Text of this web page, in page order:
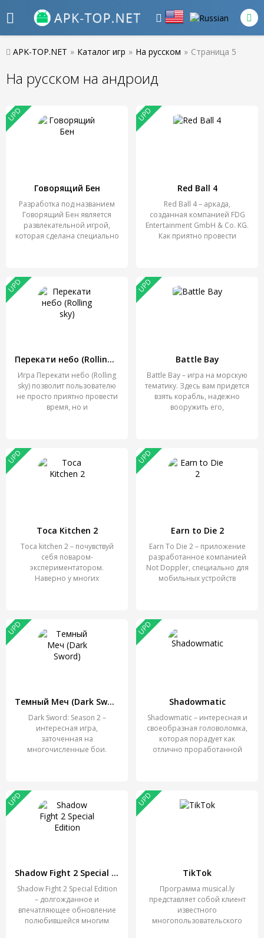
APK-TOP.NET » Каталог игр » На русском » Страница 5
На русском на андроид
Говорящий Бен
Разработка под названием
Говорящий Бен является
развлекательной игрой,
которая сделана специально
UPD
Red Ball 4
Red Ball 4 – аркада,
созданная компанией FDG
Entertainment GmbH & Co. KG.
Как приятно провести
UPD
Перекати небо (Rolling sky)
Игра Перекати небо (Rolling
sky) позволит пользователю
не просто приятно провести
время, но и
UPD
Battle Bay
Battle Bay – игра на морскую
тематику. Здесь вам придется
взять корабль, надежно
вооружить его,
UPD
Toca Kitchen 2
Toca kitchen 2 – почувствуй
себя поваром-
экспериментатором.
Наверно у многих
UPD
Earn to Die 2
Earn To Die 2 – приложение
разработанное компанией
Not Doppler, специально для
мобильных устройств
UPD
Темный Меч (Dark Sword)
Dark Sword: Season 2 –
интересная игра,
заточенная на
многочисленные бои.
UPD
Shadowmatic
Shadowmatic – интересная и
своеобразная головоломка,
которая порадует как
отлично проработанной
UPD
Shadow Fight 2 Special Edition
Shadow Fight 2 Special Edition
– долгожданное и
впечатляющее обновление
полюбившейся многим
UPD
TikTok
Программа musical.ly
представляет собой клиент
известного
многопользовательского
UPD